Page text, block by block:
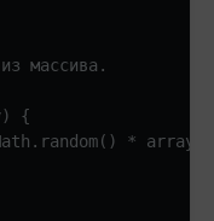
массива.
{
*